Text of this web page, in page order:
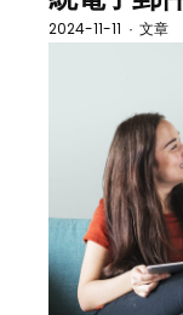
2024-11-11 · 文章